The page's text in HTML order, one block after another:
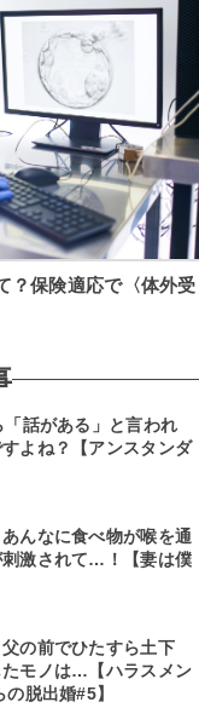
？保険適応で〈体外受
話がある」と言われ
よね？【アンスタンダ
んなに食べ物が喉を通
刺激されて…！【妻は僕
の前でひたすら土下
モノは…【ハラスメン
脱出婚#5】